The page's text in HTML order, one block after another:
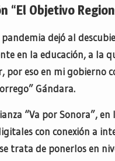
“El Objetivo
pandemia dejó al
en la educación, a la
por eso en mi gobierno
Gándara.
“Va por Sonora”,
con conexión a
trata de ponerlos en